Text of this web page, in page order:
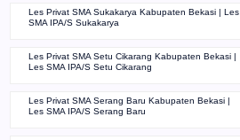
Les Privat SMA Sukakarya Kabupaten Bekasi | Les
SMA IPA/S Sukakarya
Les Privat SMA Setu Cikarang Kabupaten Bekasi |
Les SMA IPA/S Setu Cikarang
Les Privat SMA Serang Baru Kabupaten Bekasi |
Les SMA IPA/S Serang Baru